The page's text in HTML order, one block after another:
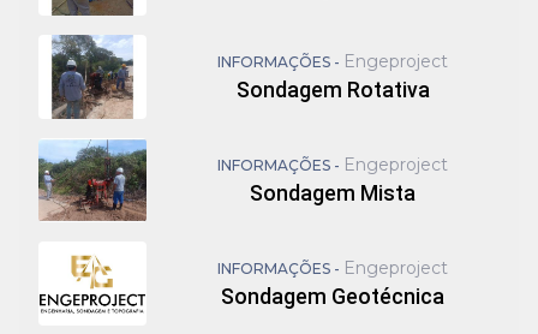
INFORMAÇÕES - Engeproject
Sondagem Rotativa
INFORMAÇÕES - Engeproject
Sondagem Mista
INFORMAÇÕES - Engeproject
Sondagem Geotécnica